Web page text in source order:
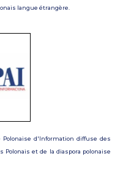
langue étrangère.
Polonaise d'Information diffuse des
et de la diaspora polonaise